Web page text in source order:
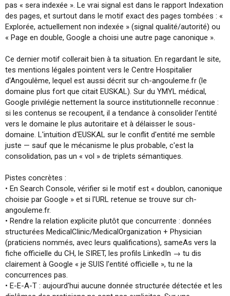
pas « sera indexée ». Le vrai signal est dans le rapport Indexation
des pages, et surtout dans le motif exact des pages tombées : «
Explorée, actuellement non indexée » (signal qualité/autorité) ou
« Page en double, Google a choisi une autre page canonique ».
Ce dernier motif collerait bien à ta situation. En regardant le site,
tes mentions légales pointent vers le Centre Hospitalier
d'Angoulême, lequel est aussi décrit sur ch-angouleme.fr (le
domaine plus fort que citait EUSKAL). Sur du YMYL médical,
Google privilégie nettement la source institutionnelle reconnue :
si les contenus se recoupent, il a tendance à consolider l'entité
vers le domaine le plus autoritaire et à délaisser le sous-
domaine. L'intuition d'EUSKAL sur le conflit d'entité me semble
juste — sauf que le mécanisme le plus probable, c'est la
consolidation, pas un « vol » de triplets sémantiques.
Pistes concrètes :
• En Search Console, vérifier si le motif est « doublon, canonique
choisie par Google » et si l'URL retenue se trouve sur ch-
angouleme.fr.
• Rendre la relation explicite plutôt que concurrente : données
structurées MedicalClinic/MedicalOrganization + Physician
(praticiens nommés, avec leurs qualifications), sameAs vers la
fiche officielle du CH, le SIRET, les profils LinkedIn → tu dis
clairement à Google « je SUIS l'entité officielle », tu ne la
concurrences pas.
• E-E-A-T : aujourd'hui aucune donnée structurée détectée et les